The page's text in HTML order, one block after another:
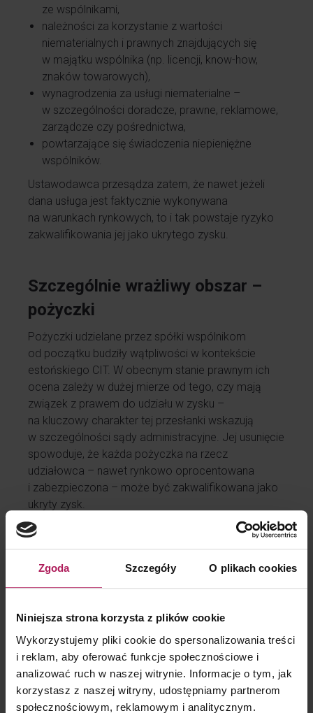
Zgoda Szczegóły O plikach cookies
Niniejsza strona korzysta z plików cookie
Wykorzystujemy pliki cookie do spersonalizowania treści
i reklam, aby oferować funkcje społecznościowe i
analizować ruch w naszej witrynie. Informacje o tym, jak
korzystasz z naszej witryny, udostępniamy partnerom
społecznościowym, reklamowym i analitycznym.
ze wspólnikami,
należności za korzystanie z wartości
niematerialnych i prawnych znajdujących się
w majątku wspólnika (np. licencji, know-how,
znaków towarowych),
wynagrodzenia za usługi niematerialne –
w szczególności doradcze, prawne, reklamowe,
zarządcze czy pośrednictwa,
powtarzające się świadczenia niepieniężne
wspólników.
Ustawodawca przesądza zatem, że nawet jeżeli
dana usługa jest faktycznie wykonywana
na warunkach rynkowych, to i tak powstaje ryzyko
zakwalifikowania jej jako ukrytego zysku.
Szczególnie wrażliwy obszar –
pożyczki
Pożyczki udzielane przez spółki wspólnikom
od początku budziły wątpliwości w kontekście
estońskiego CIT. W obecnym stanie prawnym ich
ocena zależy w dużej mierze od tego, czy mają
związek z prawem do udziału w zysku –
na kluczowy charakter tej przesłanki wskazują
w szczególności sądy administracyjne. Jej usunięcie
spowoduje, że każda pożyczka na rzecz
udziałowca – nawet rynkowo oprocentowana
i zabezpieczona – może być zakwalifikowana jako
ukryty zysk.
Komentarz MDDP
zysków. Zamiast badania rzeczywistego
uzasadnienia zawarcia umowy z podmiotem
powiązanym, w projekcie proponuje się szeroki
katalog świadczeń. Pod przykrywką uszczelnienia
systemu, fiskus znacząco zwiększa opodatkowanie
podmiotów z estońskim CIT.